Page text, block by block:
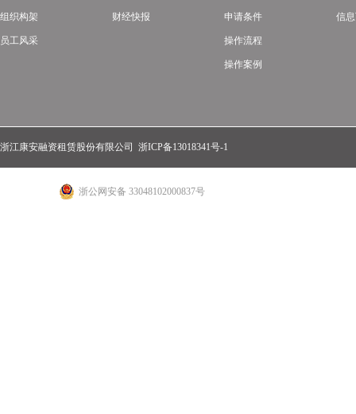
组织构架
员工风采
财经快报 申请条件
操作流程
操作案例
信
浙江康安融资租赁股份有限公司 浙ICP备13018341号-1
浙公网安备 33048102000837号